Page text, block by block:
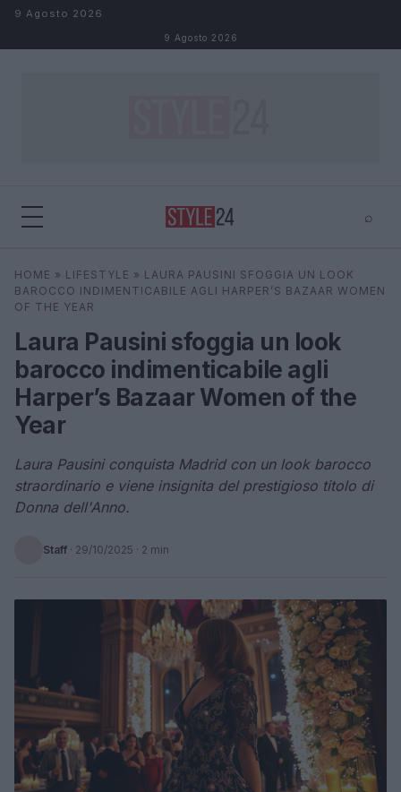
Salta al contenuto
9 Agosto 2026
9 Agosto 2026
⌕
Cerca ⌕
HOME » LIFESTYLE » LAURA PAUSINI SFOGGIA UN LOOK
BAROCCO INDIMENTICABILE AGLI HARPER’S BAZAAR WOMEN
OF THE YEAR
Laura Pausini sfoggia un look
barocco indimenticabile agli
Harper’s Bazaar Women of the
Year
Laura Pausini conquista Madrid con un look barocco
straordinario e viene insignita del prestigioso titolo di
Donna dell'Anno.
Staff · 29/10/2025 · 2 min